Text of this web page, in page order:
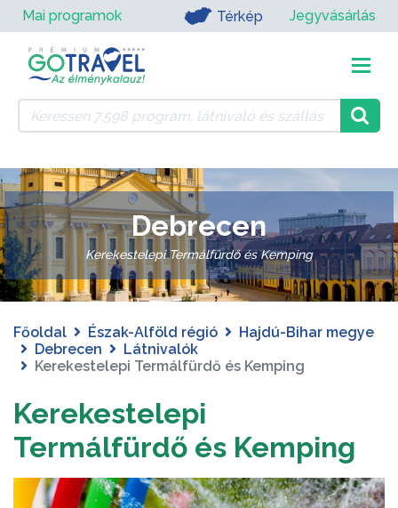
Mai programok Térkép Jegyvásárlás
Debrecen
Kerekestelepi Termálfürdő és Kemping
Főoldal Észak-Alföld régió
Hajdú-Bihar megye
Debrecen
Látnivalók
Kerekestelepi Termálfürdő és Kemping
Kerekestelepi
Termálfürdő és Kemping